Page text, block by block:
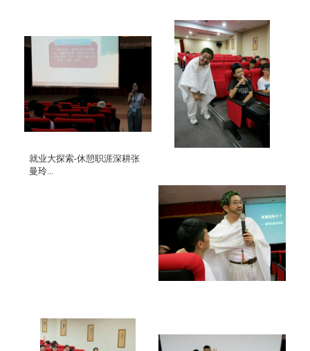
就业大探索-休憩职涯深耕张
曼玲...